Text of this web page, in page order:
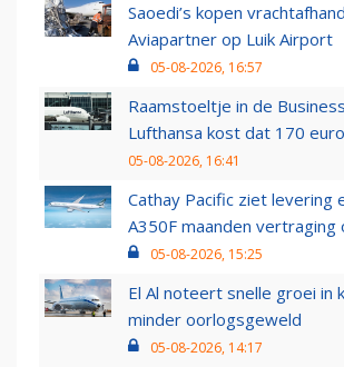
Saoedi’s kopen
Aviapartner op Luik Airport
05-08-2026, 16:57
Raamstoeltje in de
Lufthansa kost dat 170
05-08-2026, 16:41
Cathay Pacific ziet levering
A350F maanden vertraging
05-08-2026, 15:25
El Al noteert snelle groei in
minder oorlogsgeweld
05-08-2026, 14:17